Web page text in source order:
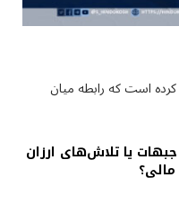
کرده است که رابطه میان
یا تلاش‌های ارزان